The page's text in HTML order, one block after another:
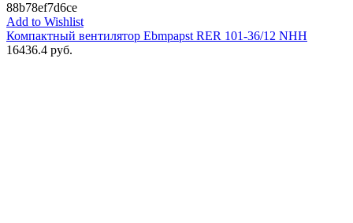
88b78ef7d6ce
Add to Wishlist
Компактный вентилятор Ebmpapst RER 101-36/12 NHH
16436.4 руб.